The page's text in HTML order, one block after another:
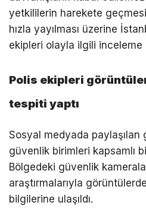
yetkililerin harekete
hızla yayılması üzerine
ekipleri olayla ilgili inceleme
Polis ekipleri
tespiti yaptı
Sosyal medyada paylaşılan
güvenlik birimleri kapsamlı
Bölgedeki güvenlik
araştırmalarıyla
bilgilerine ulaşıldı.